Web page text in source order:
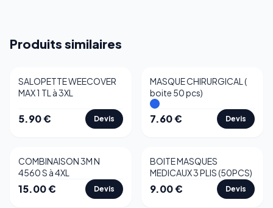
Produits similaires
Best-seller
SALOPETTE WEECOVER
MAX 1 TL à 3XL
5.90€ Devis
MASQUE CHIRURGICAL (
boite 50 pcs)
7.60€ Devis
COMBINAISON 3M N
4560 S à 4XL
15.00€ Devis
Best-seller
BOITE MASQUES
MEDICAUX 3 PLIS (50PCS)
9.00€ Devis